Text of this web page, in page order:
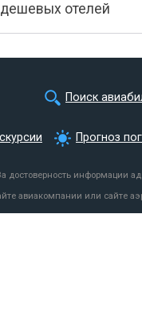
отелей
Поиск
Прогноз
достоверность информации
авиакомпании или сайте